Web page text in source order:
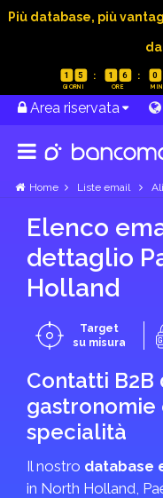
Più database, più
1 5 1 6 0
Area riservata
Home Liste email
Elenco
dettaglio
Holland
Target
su misura
Contatti
specialità
Il nostro database
in North Holland,